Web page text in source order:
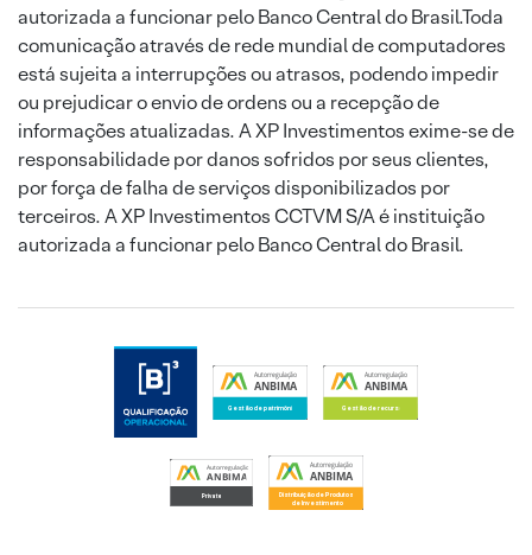
autorizada a funcionar pelo Banco Central do Brasil.Toda
comunicação através de rede mundial de computadores
está sujeita a interrupções ou atrasos, podendo impedir
ou prejudicar o envio de ordens ou a recepção de
informações atualizadas. A XP Investimentos exime-se de
responsabilidade por danos sofridos por seus clientes,
por força de falha de serviços disponibilizados por
terceiros. A XP Investimentos CCTVM S/A é instituição
autorizada a funcionar pelo Banco Central do Brasil.